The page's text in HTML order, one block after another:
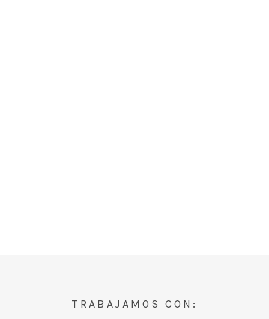
TRABAJAMOS CON: